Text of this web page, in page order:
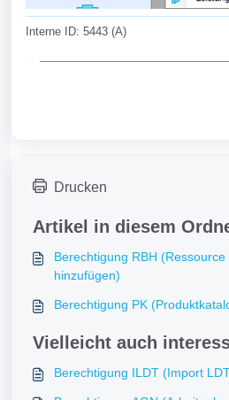
Interne ID: 5443 (A)
Drucken
Artikel in diesem
Berechtigung RBH
hinzufügen)
Berechtigung PK
Vielleicht auch
Berechtigung ILDT (Import